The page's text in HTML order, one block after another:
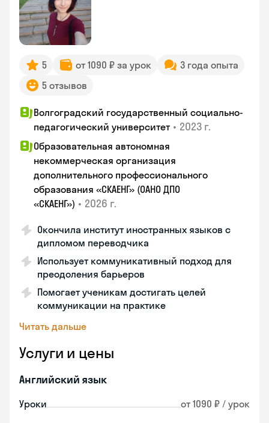
5 от 1090 ₽ за урок
3 года опыта
5 отзывов
Волгоградский государственный социально-
педагогический университет • 2023 г.
Образовательная автономная
некоммерческая организация
дополнительного профессионального
образования «СКАЕНГ» (ОАНО ДПО
«СКАЕНГ») • 2026 г.
Окончила институт иностранных языков с
дипломом переводчика
Использует коммуникативный подход для
преодоления барьеров
Помогает ученикам достигать целей
коммуникации на практике
Читать дальше
Услуги и цены
Английский язык
Уроки от 1090 ₽ / урок